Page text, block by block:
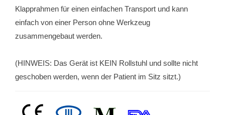
Klapprahmen für einen einfachen Transport und kann
einfach von einer Person ohne Werkzeug
zusammengebaut werden.
(HINWEIS: Das Gerät ist KEIN Rollstuhl und sollte nicht
geschoben werden, wenn der Patient im Sitz sitzt.)